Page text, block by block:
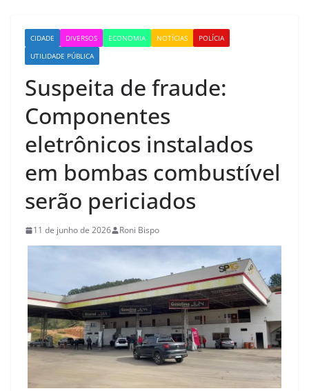
CIDADE DIVERSOS ECONOMIA NOTÍCIAS
POLÍCIA
UTILIDADE PÚBLICA
Suspeita de fraude:
Componentes
eletrônicos instalados
em bombas combustível
serão periciados
11 de junho de 2026 Roni Bispo